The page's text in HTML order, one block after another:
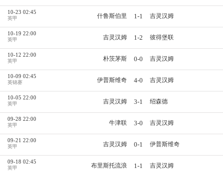
10-23 02:45
英甲 什鲁斯伯里 1-1 吉灵汉姆
10-19 22:00
英甲 吉灵汉姆 1-2 彼得堡联
10-12 22:00
英甲 朴茨茅斯 0-0 吉灵汉姆
10-09 02:45
英锦赛 伊普斯维奇 4-0 吉灵汉姆
10-05 22:00
英甲 吉灵汉姆 3-1 绍森德
09-28 22:00
英甲 牛津联 3-0 吉灵汉姆
09-21 22:00
英甲 吉灵汉姆 0-1 伊普斯维奇
09-18 02:45
英甲 布里斯托流浪 1-1 吉灵汉姆